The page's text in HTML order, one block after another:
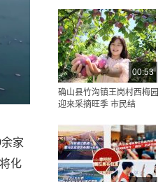
家
化
00:53
确山县竹沟镇王岗村西梅园
迎来采摘旺季 市民结